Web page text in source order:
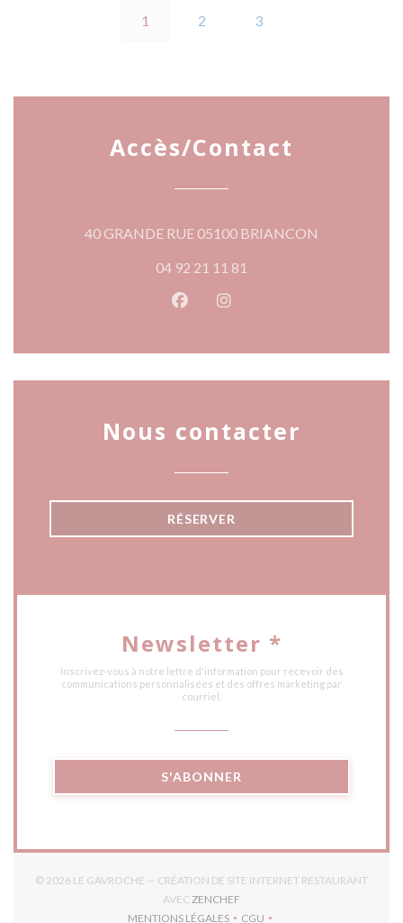
1 2 3
Accès/Contact
40 GRANDE RUE 05100 BRIANCON
04 92 21 11 81
Facebook ((ouvre une
Instagram ((ouvre une
Nous contacter
RÉSERVER
Newsletter *
Inscrivez-vous à notre lettre d'information pour recevoir des
communications personnalisées et des offres marketing par
courriel.
S'ABONNER
© 2026 LE GAVROCHE — CRÉATION DE SITE INTERNET RESTAURANT
AVEC ZENCHEF
MENTIONS LÉGALES
CGU